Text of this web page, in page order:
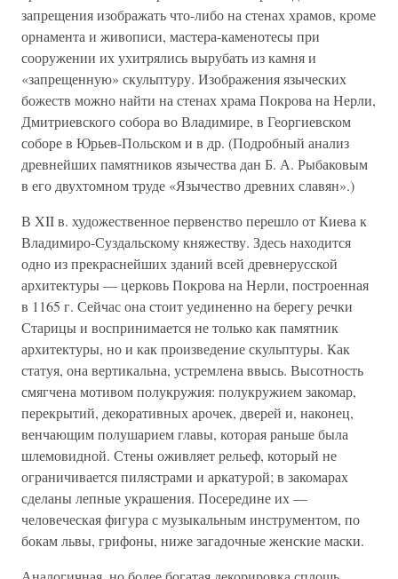
запрещения изображать что-либо на стенах храмов, кроме
орнамента и живописи, мастера-каменотесы при
сооружении их ухитрялись вырубать из камня и
«запрещенную» скульптуру. Изображения языческих
божеств можно найти на стенах храма Покрова на Нерли,
Дмитриевского собора во Владимире, в Георгиевском
соборе в Юрьев-Польском и в др. (Подробный анализ
древнейших памятников язычества дан Б. А. Рыбаковым
в его двухтомном труде «Язычество древних славян».)
В XII в. художественное первенство перешло от Киева к
Владимиро-Суздальскому княжеству. Здесь находится
одно из прекраснейших зданий всей древнерусской
архитектуры — церковь Покрова на Нерли, построенная
в 1165 г. Сейчас она стоит уединенно на берегу речки
Старицы и воспринимается не только как памятник
архитектуры, но и как произведение скульптуры. Как
статуя, она вертикальна, устремлена ввысь. Высотность
смягчена мотивом полукружия: полукружием закомар,
перекрытий, декоративных арочек, дверей и, наконец,
венчающим полушарием главы, которая раньше была
шлемовидной. Стены оживляет рельеф, который не
ограничивается пилястрами и аркатурой; в закомарах
сделаны лепные украшения. Посередине их —
человеческая фигура с музыкальным инструментом, по
бокам львы, грифоны, ниже загадочные женские маски.